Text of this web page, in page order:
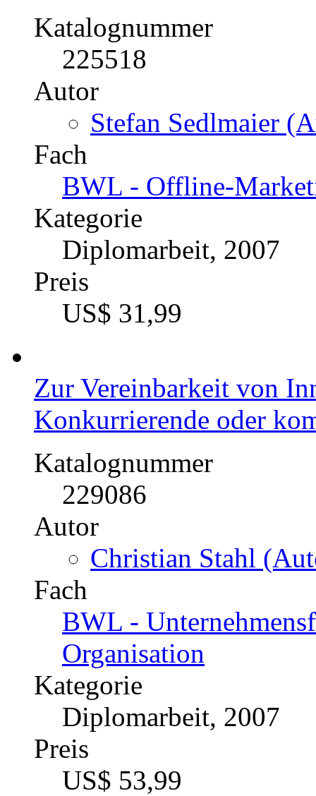
Katalognummer
225518
Autor
Stefan Sedlmaier
Fach
BWL - Offline-
Kategorie
Diplomarbeit, 2007
Preis
US$ 31,99
Zur Vereinbarkeit von
Konkurrierende oder
Katalognummer
229086
Autor
Christian Stahl
Fach
BWL -
Organisation
Kategorie
Diplomarbeit, 2007
Preis
US$ 53,99